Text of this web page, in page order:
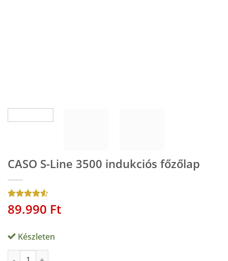
CASO S-Line 3500 indukciós főzőlap
Értékelés
4.5az 5-
2
alapján
89.990 Ft
Készleten
CASO S-Line 3500 indukciós főzőlap mennyiség
Alternative: